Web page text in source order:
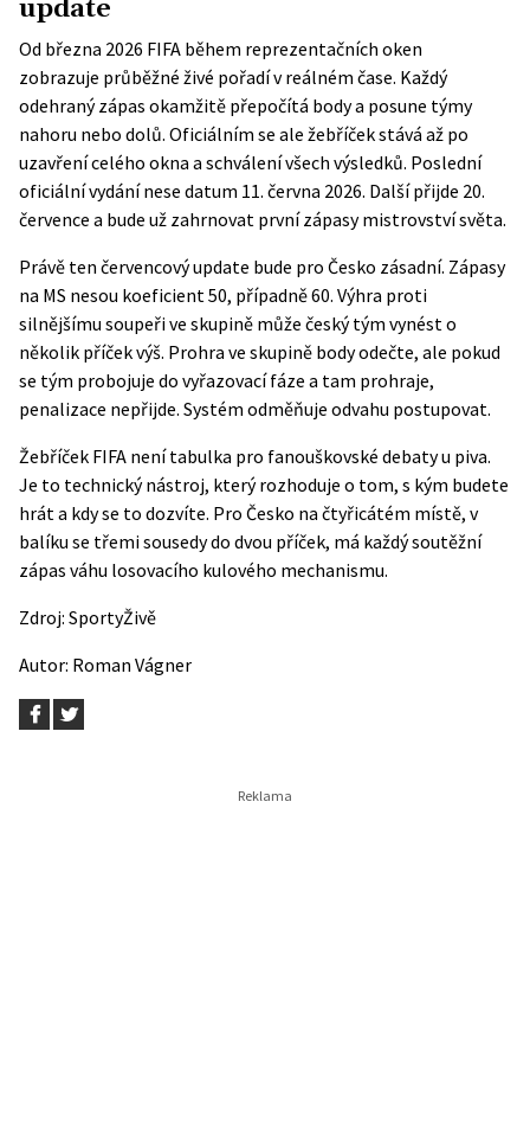
update
Od března 2026 FIFA během reprezentačních oken
zobrazuje průběžné živé pořadív reálném čase. Každý
odehraný zápas okamžitě přepočítá body a posune týmy
nahoru nebo dolů. Oficiálním se ale žebříček stává až po
uzavření celého okna a schválení všech výsledků. Poslední
oficiální vydání nese datum 11. června 2026. Další přijde 20.
července a bude už zahrnovat první zápasy mistrovství světa.
Právě ten červencový update bude pro Česko zásadní. Zápasy
na MS nesou koeficient 50, případně 60. Výhra proti
silnějšímu soupeři ve skupině může český tým vynést o
několik příček výš. Prohra ve skupině body odečte, ale pokud
se tým probojuje do vyřazovací fáze a tam prohraje,
penalizace nepřijde. Systém odměňuje odvahu postupovat.
Žebříček FIFA není tabulka pro fanouškovské debaty u piva.
Je to technický nástroj, který rozhoduje o tom, s kým budete
hrát a kdy se to dozvíte. Pro Česko na čtyřicátém místě, v
balíku se třemi sousedy do dvou příček, má každý soutěžní
zápas váhu losovacího kulového mechanismu.
Zdroj: SportyŽivě
Autor: Roman Vágner